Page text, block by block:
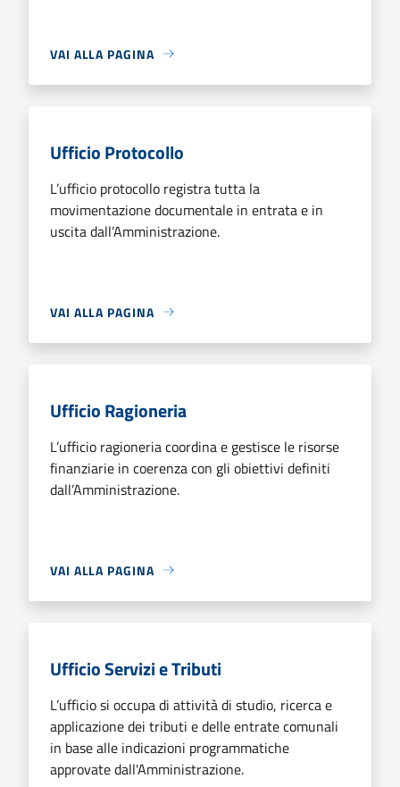
VAI ALLA PAGINA
Ufficio Protocollo
L’ufficio protocollo registra tutta la
movimentazione documentale in entrata e in
uscita dall’Amministrazione.
VAI ALLA PAGINA
Ufficio Ragioneria
L’ufficio ragioneria coordina e gestisce le risorse
finanziarie in coerenza con gli obiettivi definiti
dall’Amministrazione.
VAI ALLA PAGINA
Ufficio Servizi e Tributi
L’ufficio si occupa di attività di studio, ricerca e
applicazione dei tributi e delle entrate comunali
in base alle indicazioni programmatiche
approvate dall'Amministrazione.